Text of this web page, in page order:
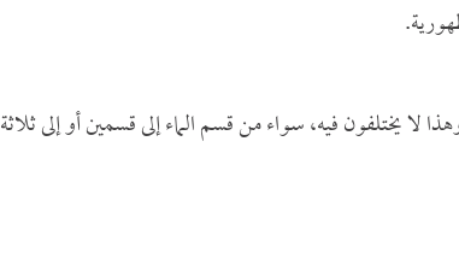
لا يختلفون فيه، سواء من قسم الماء إلى قسمين أو إلى ثلاثة